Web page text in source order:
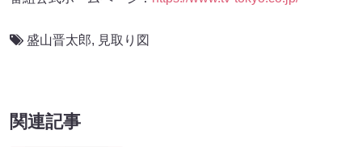
盛山晋太郎, 見取り図
関連記事